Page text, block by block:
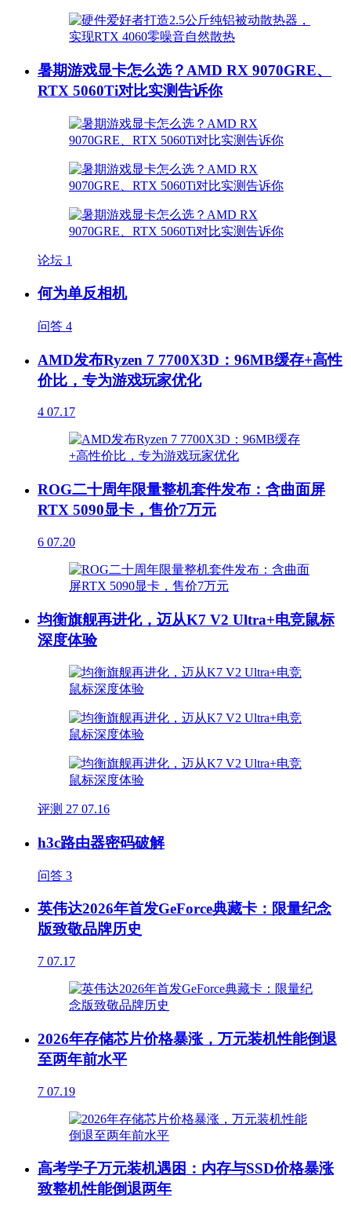
暑期游戏显卡怎么选？AMD RX 9070GRE、
RTX 5060Ti对比实测告诉你
论坛 1
何为单反相机
问答 4
AMD发布Ryzen 7 7700X3D：96MB缓存+高性
价比，专为游戏玩家优化
4 07.17
ROG二十周年限量整机套件发布：含曲面屏
RTX 5090显卡，售价7万元
6 07.20
均衡旗舰再进化，迈从K7 V2 Ultra+电竞鼠标
深度体验
评测 27 07.16
h3c路由器密码破解
问答 3
英伟达2026年首发GeForce典藏卡：限量纪念
版致敬品牌历史
7 07.17
2026年存储芯片价格暴涨，万元装机性能倒退
至两年前水平
7 07.19
高考学子万元装机遇困：内存与SSD价格暴涨
致整机性能倒退两年